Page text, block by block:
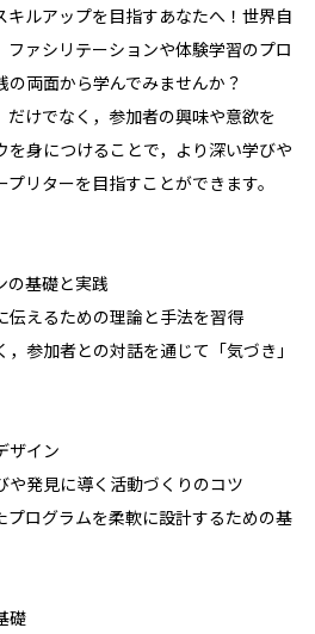
ルアップを目指すあなたへ！世界自
ァシリテーションや体験学習のプロ
両面から学んでみませんか？
けでなく，参加者の興味や意欲を
を身につけることで，より深い学びや
リターを目指すことができます。
基礎と実践
えるための理論と手法を習得
参加者との対話を通じて「気づき」
ザイン
発見に導く活動づくりのコツ
ログラムを柔軟に設計するための基
礎